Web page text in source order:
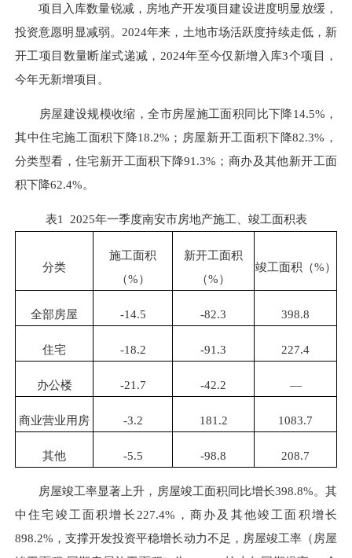
项目入库数量锐减，房地产开发项目建设进度明显放缓，
投资意愿明显减弱。2024年来，土地市场活跃度持续走低，新
开工项目数量断崖式递减，2024年至今仅新增入库3个项目，
今年无新增项目。
房屋建设规模收缩，全市房屋施工面积同比下降14.5%，
其中住宅施工面积下降18.2%；房屋新开工面积下降82.3%，
分类型看，住宅新开工面积下降91.3%；商办及其他新开工面
积下降62.4%。
表1 2025年一季度南安市房地产施工、竣工面积表
分类
施工面积
（%）
新开工面积
（%）
竣工面积（%）
全部房屋 -14.5 -82.3 398.8
住宅 -18.2 -91.3 227.4
办公楼 -21.7 -42.2 —
商业营业用房 -3.2 181.2 1083.7
其他 -5.5 -98.8 208.7
房屋竣工率显著上升，房屋竣工面积同比增长398.8%。其
中住宅竣工面积增长227.4%，商办及其他竣工面积增长
898.2%，支撑开发投资平稳增长动力不足，房屋竣工率（房屋